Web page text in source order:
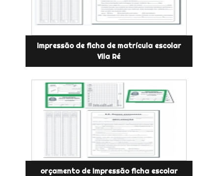
impressão de ficha de matrícula escolar
Vila Ré
orçamento de impressão ficha escolar